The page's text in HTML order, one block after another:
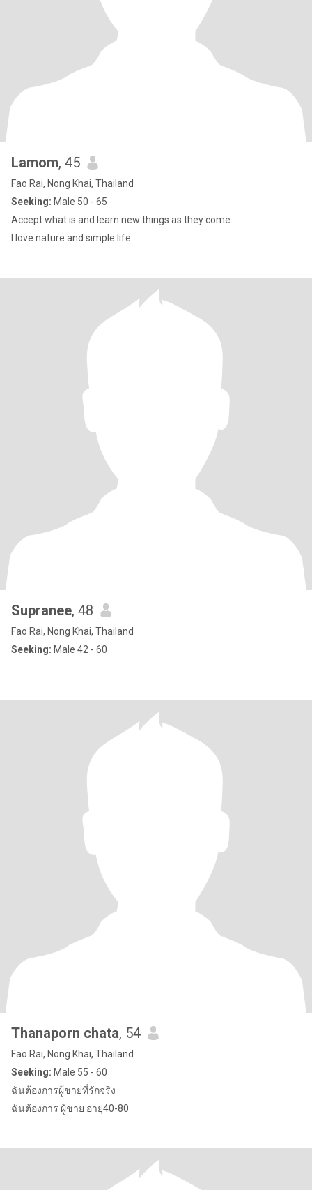
Lamom, 45
Fao Rai, Nong Khai, Thailand
Seeking: Male 50 - 65
Accept what is and learn new things as they come.
I love nature and simple life.
Supranee, 48
Fao Rai, Nong Khai, Thailand
Seeking: Male 42 - 60
Thanaporn chata, 54
Fao Rai, Nong Khai, Thailand
Seeking: Male 55 - 60
ฉันต้องการผู้ชายที่รักจริง
ฉันต้องการ ผู้ชาย อายุ40-80